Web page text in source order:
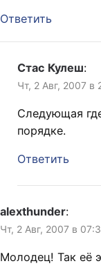
Ответить
Стас Кулеш:
Чт, 2 Авг, 2007 в
Следующая
порядке.
Ответить
alexthunder:
Чт, 2 Авг, 2007 в
Молодец! Так её